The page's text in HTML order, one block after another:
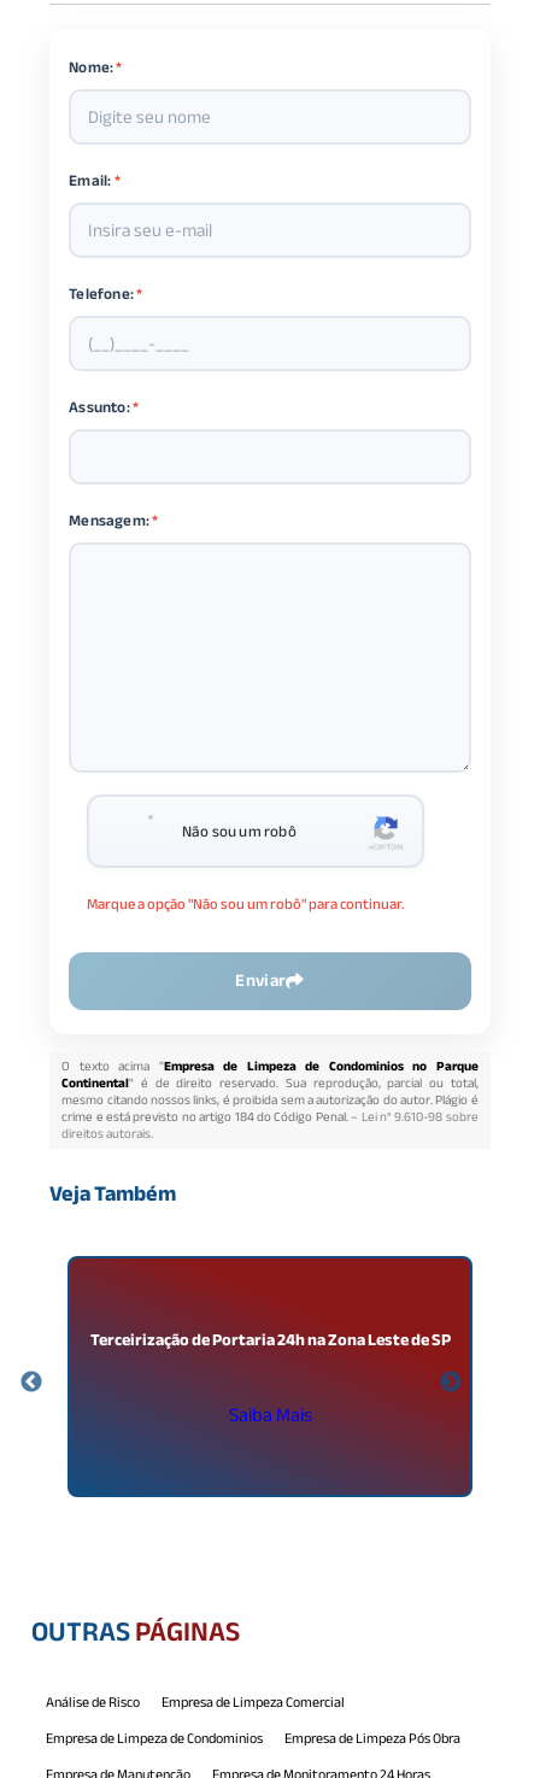
Nome:*
Email:*
Telefone:*
Assunto:*
Mensagem:*
Não sou um robô
Marque a opção "Não sou um robô" para continuar.
Enviar
O texto acima "Empresa de Limpeza de Condominios no Parque
Continental" é de direito reservado. Sua reprodução, parcial ou total,
mesmo citando nossos links, é proibida sem a autorização do autor. Plágio é
crime e está previsto no artigo 184 do Código Penal. – Lei n° 9.610-98 sobre
direitos autorais.
Veja Também
Terceirização de Portaria 24h na Zona Leste de SP
Saiba Mais
OUTRASPÁGINAS
Análise de Risco
Empresa de Limpeza Comercial
Empresa de Limpeza de Condominios
Empresa de Limpeza Pós Obra